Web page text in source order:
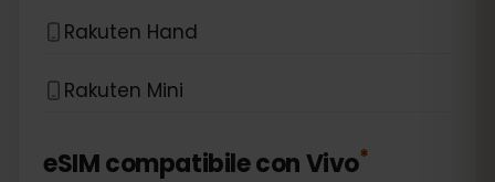
Rakuten Hand
Rakuten Mini
eSIM compatibile conVivo*